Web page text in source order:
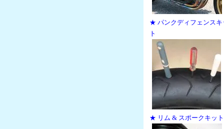
★ パンクディフェンスキ
ト
★ リム & スポークキット